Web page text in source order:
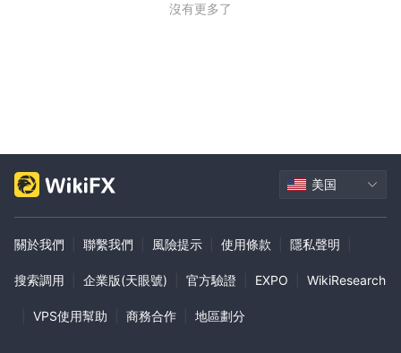
幫助他們做出明智的交易決策。
情況下兌換加密貨幣。
交換功能支持廣泛的加密貨幣對，允許用戶以快速無縫的方
式將任何支持的加密貨幣兌換成另一種。
存款和取款是任何加密貨幣交易的重要方面，因為它使用戶
能夠用加密貨幣為他們的賬戶注資並在需要時取款。下面是
沒有更多了
美国
關於我們 聯繫我們 風險提示 使用條款 隱私聲明
搜索調用 企業版(天眼號) 官方驗證 EXPO WikiResearch
VPS使用幫助 商務合作 地區劃分